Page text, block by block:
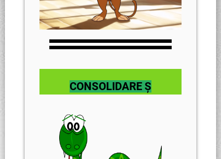
CONSOLIDARE Ș